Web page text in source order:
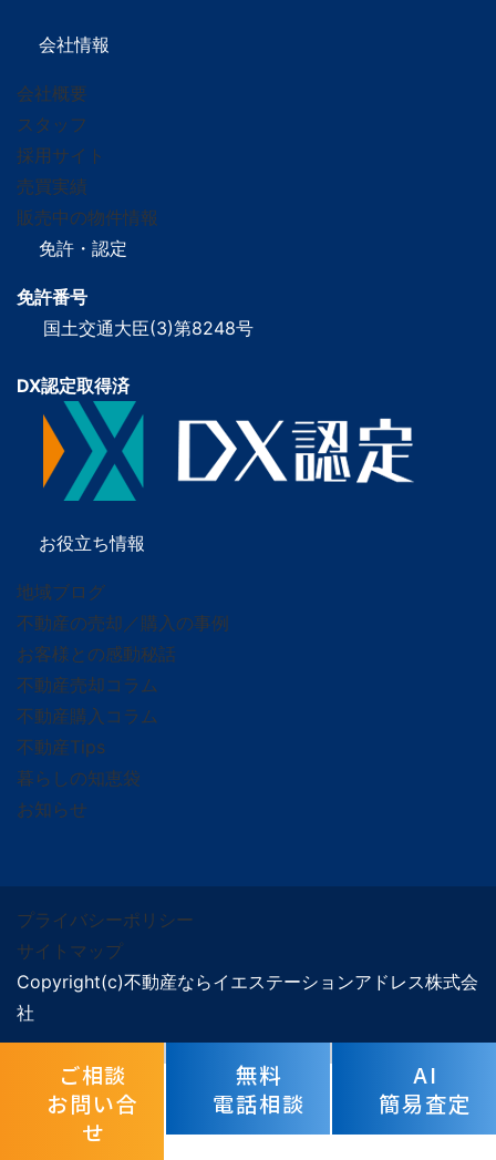
会社情報
会社概要
スタッフ
採用サイト
売買実績
販売中の物件情報
免許・認定
免許番号
国土交通大臣(3)第8248号
DX認定取得済
お役立ち情報
地域ブログ
不動産の売却／購入の事例
お客様との感動秘話
不動産売却コラム
不動産購入コラム
不動産Tips
暮らしの知恵袋
お知らせ
プライバシーポリシー
サイトマップ
Copyright(c)不動産ならイエステーションアドレス株式会
社
ご相談
お問い合
せ
無料
電話相談
AI
簡易査定